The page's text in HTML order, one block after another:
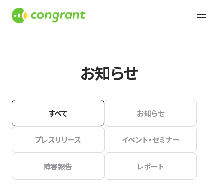
お知らせ
すべて お知らせ
プレスリリース イベント・セミナー
障害報告 レポート